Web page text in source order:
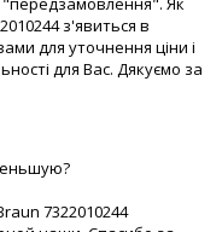
з'явиться в
для уточнення ціни і
для Вас. Дякуємо за
7322010244